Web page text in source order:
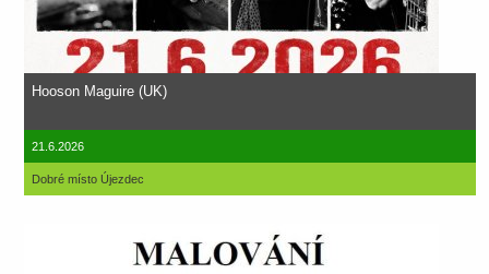
Hooson Maguire (UK)
21.6.2026
Dobré místo Újezdec